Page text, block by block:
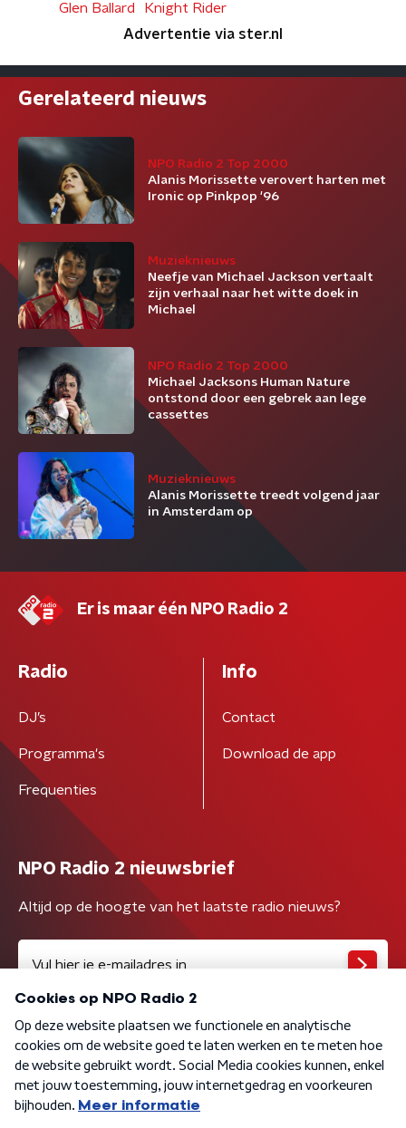
Glen Ballard
Knight Rider
Advertentie via ster.nl
Gerelateerd nieuws
NPO Radio 2 Top 2000
Alanis Morissette verovert harten met
Ironic op Pinkpop '96
Muzieknieuws
Neefje van Michael Jackson vertaalt
zijn verhaal naar het witte doek in
Michael
NPO Radio 2 Top 2000
Michael Jacksons Human Nature
ontstond door een gebrek aan lege
cassettes
Muzieknieuws
Alanis Morissette treedt volgend jaar
in Amsterdam op
Er is maar één NPO Radio 2
Radio
DJ’s
Programma's
Frequenties
Info
Contact
Download de app
NPO Radio 2 nieuwsbrief
Altijd op de hoogte van het laatste radio nieuws?
Algemene voorwaarden